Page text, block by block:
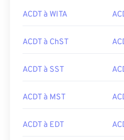
ACDT à WITA
ACDT à ChST
ACDT à SST
ACDT à MST
ACDT à EDT